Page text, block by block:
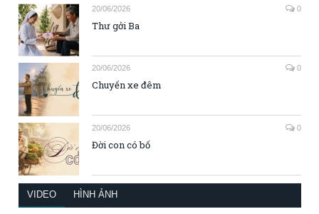
20/06/2026 0
Thư gởi Ba
20/06/2026 0
Chuyến xe đêm
20/06/2026 0
Đời con có bố
VIDEO HÌNH ẢNH